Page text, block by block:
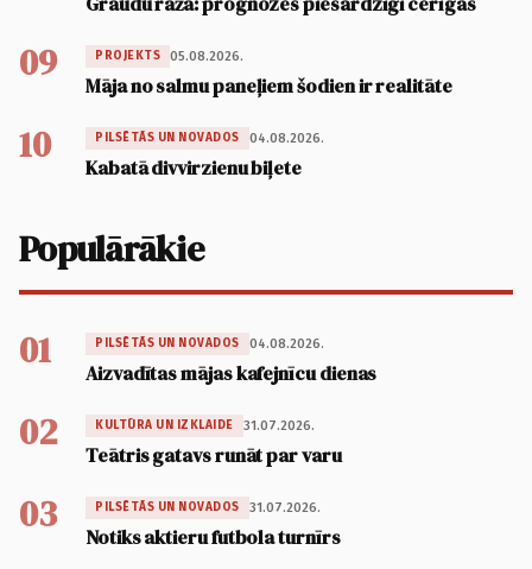
09 PROJEKTS 05.08.2026.
Māja no salmu paneļiem šodien ir realitāte
10 PILSĒTĀS UN NOVADOS 04.08.2026.
Kabatā divvirzienu biļete
Populārākie
01 PILSĒTĀS UN NOVADOS 04.08.2026.
Aizvadītas mājas kafejnīcu dienas
02 KULTŪRA UN IZKLAIDE 31.07.2026.
Teātris gatavs runāt par varu
03 PILSĒTĀS UN NOVADOS 31.07.2026.
Notiks aktieru futbola turnīrs